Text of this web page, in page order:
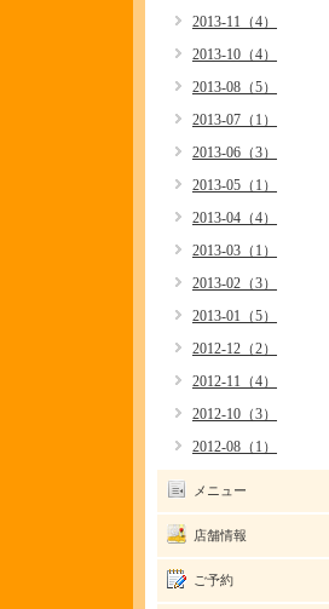
2013-11（4）
2013-10（4）
2013-08（5）
2013-07（1）
2013-06（3）
2013-05（1）
2013-04（4）
2013-03（1）
2013-02（3）
2013-01（5）
2012-12（2）
2012-11（4）
2012-10（3）
2012-08（1）
メニュー
店舗情報
ご予約